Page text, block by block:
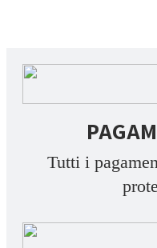
Tutti i